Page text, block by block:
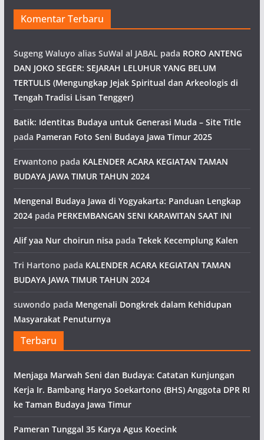
Komentar Terbaru
Sugeng Waluyo alias SuWal al JABAL pada RORO ANTENG
DAN JOKO SEGER: SEJARAH LELUHUR YANG BELUM
TERTULIS (Mengungkap Jejak Spiritual dan Arkeologis di
Tengah Tradisi Lisan Tengger)
Batik: Identitas Budaya untuk Generasi Muda – Site Title
pada Pameran Foto Seni Budaya Jawa Timur 2025
Erwantono pada KALENDER ACARA KEGIATAN TAMAN
BUDAYA JAWA TIMUR TAHUN 2024
Mengenal Budaya Jawa di Yogyakarta: Panduan Lengkap
2024pada PERKEMBANGAN SENI KARAWITAN SAAT INI
Alif yaa Nur choirun nisa pada Tekek Kecemplung Kalen
Tri Hartono pada KALENDER ACARA KEGIATAN TAMAN
BUDAYA JAWA TIMUR TAHUN 2024
suwondo pada Mengenali Dongkrek dalam Kehidupan
Masyarakat Penuturnya
Terbaru
Menjaga Marwah Seni dan Budaya: Catatan Kunjungan
Kerja Ir. Bambang Haryo Soekartono (BHS) Anggota DPR RI
ke Taman Budaya Jawa Timur
Pameran Tunggal 35 Karya Agus Koecink